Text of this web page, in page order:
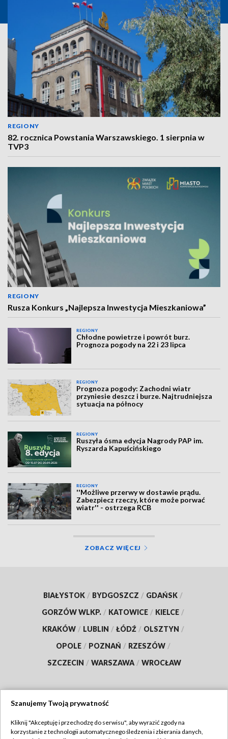
REGIONY
82. rocznica Powstania Warszawskiego. 1 sierpnia w
TVP3
REGIONY
Rusza Konkurs „Najlepsza Inwestycja Mieszkaniowa”
REGIONY
Chłodne powietrze i powrót burz.
Prognoza pogody na 22 i 23 lipca
REGIONY
Prognoza pogody: Zachodni wiatr
przyniesie deszcz i burze. Najtrudniejsza
sytuacja na północy
REGIONY
Ruszyła ósma edycja Nagrody PAP im.
Ryszarda Kapuścińskiego
REGIONY
''Możliwe przerwy w dostawie prądu.
Zabezpiecz rzeczy, które może porwać
wiatr'' - ostrzega RCB
ZOBACZ WIĘCEJ
BIAŁYSTOK / BYDGOSZCZ / GDAŃSK /
GORZÓW WLKP. / KATOWICE / KIELCE /
KRAKÓW / LUBLIN / ŁÓDŹ / OLSZTYN /
OPOLE / POZNAŃ / RZESZÓW /
SZCZECIN / WARSZAWA / WROCŁAW
TVP
Szanujemy Twoją prywatność
Kliknij "Akceptuję i przechodzę do serwisu", aby wyrazić zgody na
korzystanie z technologii automatycznego śledzenia i zbierania danych,